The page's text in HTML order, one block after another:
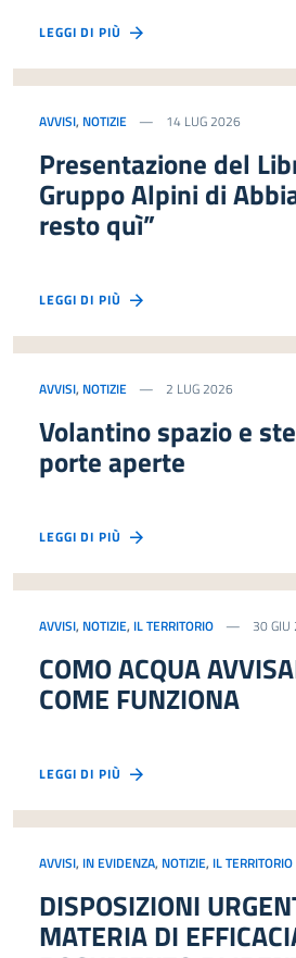
LEGGI DI PIÙ
AVVISI, NOTIZIE 14 LUG 2026
Presentazione del
Gruppo Alpini di
resto quì”
LEGGI DI PIÙ
AVVISI, NOTIZIE 2 LUG 2026
Volantino spazio e
porte aperte
LEGGI DI PIÙ
AVVISI, NOTIZIE, IL TERRITORIO 30
COMO ACQUA
COME FUNZIONA
LEGGI DI PIÙ
AVVISI, IN EVIDENZA, NOTIZIE, IL TERRITORIO
DISPOSIZIONI
MATERIA DI